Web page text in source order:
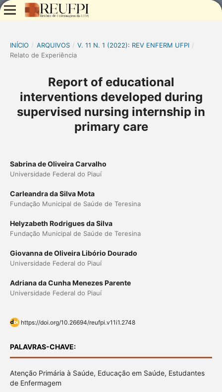
INÍCIO / ARQUIVOS / V. 11 N. 1 (2022): REV ENFERM UFPI /
Relato de Experiência
Report of educational
interventions developed during
supervised nursing internship in
primary care
Sabrina de Oliveira Carvalho
Universidade Federal do Piauí
Carleandra da Silva Mota
Fundação Municipal de Saúde de Teresina
Helyzabeth Rodrigues da Silva
Fundação Municipal de Saúde de Teresina
Giovanna de Oliveira Libório Dourado
Universidade Federal do Piauí
Adriana da Cunha Menezes Parente
Universidade Federal do Piauí
https://doi.org/10.26694/reufpi.v11i1.2748
PALAVRAS-CHAVE:
Atenção Primária à Saúde, Educação em Saúde, Estudantes
de Enfermagem